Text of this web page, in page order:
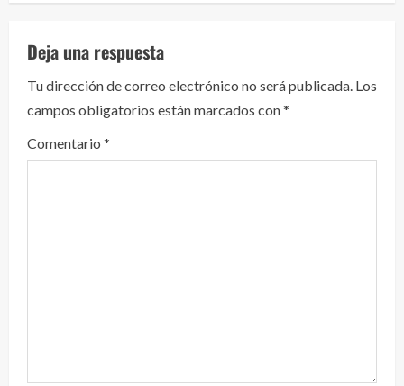
l
e
y
e
n
Deja una respuesta
Tu dirección de correo electrónico no será publicada. Los
campos obligatorios están marcados con*
Comentario *